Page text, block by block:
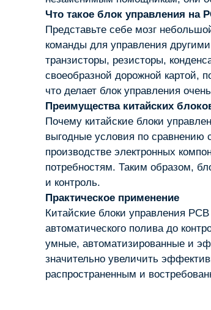
Что такое блок управления на
Представьте себе мозг
команды для управления
транзисторы, резисторы,
своеобразной дорожной картой,
что делает блок управления
Преимущества китайских
Почему китайские блоки
выгодные условия по сравнению
производстве электронных
потребностям. Таким образом,
и контроль.
Практическое применение
Китайские блоки управления
автоматического полива до
умные, автоматизированные и
значительно увеличить
распространенным и